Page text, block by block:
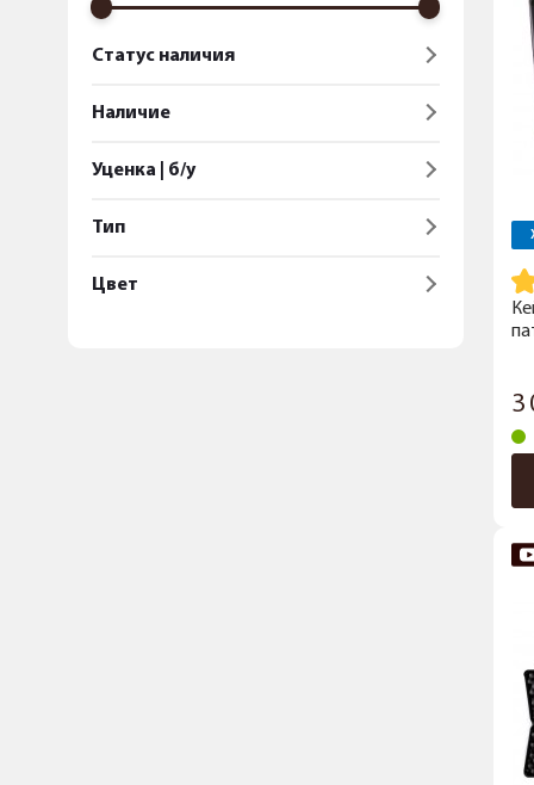
Статус наличия
Наличие
Уценка | б/у
Тип
Цвет
3